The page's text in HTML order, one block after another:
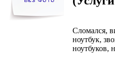
Сломался,
ноутбук,
ноутбуков,